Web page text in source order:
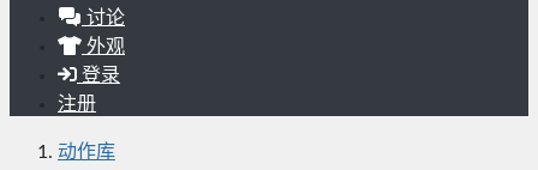
讨论
外观
登录
注册
动作库